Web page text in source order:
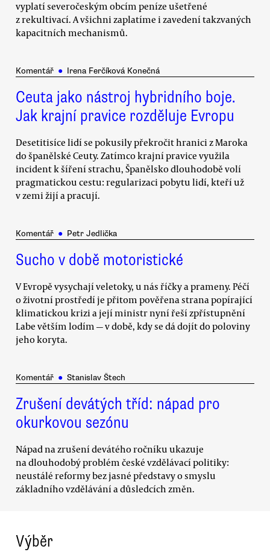
vyplatí severočeským obcím peníze ušetřené
z rekultivací. A všichni zaplatíme i zavedení takzvaných
kapacitních mechanismů.
Komentář ● Irena Ferčíková Konečná
Ceuta jako nástroj hybridního boje.
Jak krajní pravice rozděluje Evropu
Desetitisíce lidí se pokusily překročit hranici z Maroka
do španělské Ceuty. Zatímco krajní pravice využila
incident k šíření strachu, Španělsko dlouhodobě volí
pragmatickou cestu: regularizaci pobytu lidí, kteří už
v zemi žijí a pracují.
Komentář ● Petr Jedlička
Sucho v době motoristické
V Evropě vysychají veletoky, u nás říčky a prameny. Péčí
o životní prostředí je přitom pověřena strana popírající
klimatickou krizi a její ministr nyní řeší zpřístupnění
Labe větším lodím — v době, kdy se dá dojít do poloviny
jeho koryta.
Komentář ● Stanislav Štech
Zrušení devátých tříd: nápad pro
okurkovou sezónu
Nápad na zrušení devátého ročníku ukazuje
na dlouhodobý problém české vzdělávací politiky:
neustálé reformy bez jasné představy o smyslu
základního vzdělávání a důsledcích změn.
Výběr